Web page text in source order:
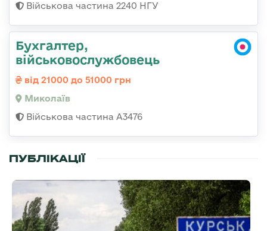
Військова частина 2240 НГУ
Бухгалтер,
військовослужбовець
від 21000 до 51000 грн
Миколаїв
Військова частина А3476
ПУБЛІКАЦІЇ